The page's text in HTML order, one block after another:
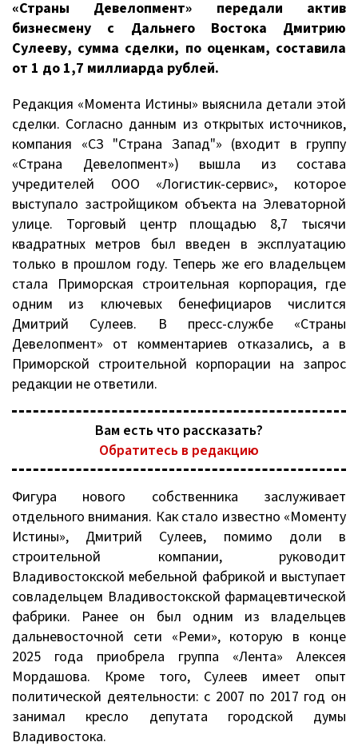
«Страны Девелопмент» передали актив
бизнесмену с Дальнего Востока Дмитрию
Сулееву, сумма сделки, по оценкам, составила
от 1 до 1,7 миллиарда рублей.
Редакция «Момента Истины» выяснила детали этой
сделки. Согласно данным из открытых источников,
компания «СЗ "Страна Запад"» (входит в группу
«Страна Девелопмент») вышла из состава
учредителей ООО «Логистик-сервис», которое
выступало застройщиком объекта на Элеваторной
улице. Торговый центр площадью 8,7 тысячи
квадратных метров был введен в эксплуатацию
только в прошлом году. Теперь же его владельцем
стала Приморская строительная корпорация, где
одним из ключевых бенефициаров числится
Дмитрий Сулеев. В пресс-службе «Страны
Девелопмент» от комментариев отказались, а в
Приморской строительной корпорации на запрос
редакции не ответили.
Фигура нового собственника заслуживает
отдельного внимания. Как стало известно «Моменту
Истины», Дмитрий Сулеев, помимо доли в
строительной компании, руководит
Владивостокской мебельной фабрикой и выступает
совладельцем Владивостокской фармацевтической
фабрики. Ранее он был одним из владельцев
дальневосточной сети «Реми», которую в конце
2025 года приобрела группа «Лента» Алексея
Мордашова. Кроме того, Сулеев имеет опыт
политической деятельности: с 2007 по 2017 год он
занимал кресло депутата городской думы
Владивостока.
Вам есть что рассказать?
Обратитесь в редакцию